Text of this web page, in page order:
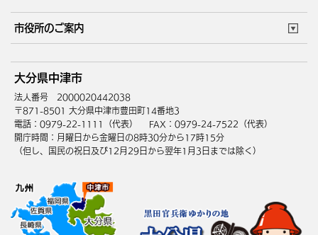
サイトマップ
市役所のご案内
庁舎地図 組織案内
中津市へのアクセス
大分県中津市
法人番号 2000020442038
〒871-8501 大分県中津市豊田町14番地3
電話：0979-22-1111（代表）
FAX：0979-24-7522（代表）
開庁時間：月曜日から金曜日の8時30分から17時15分
（但し、国民の祝日及び12月29日から翌年1月3日までは除く）